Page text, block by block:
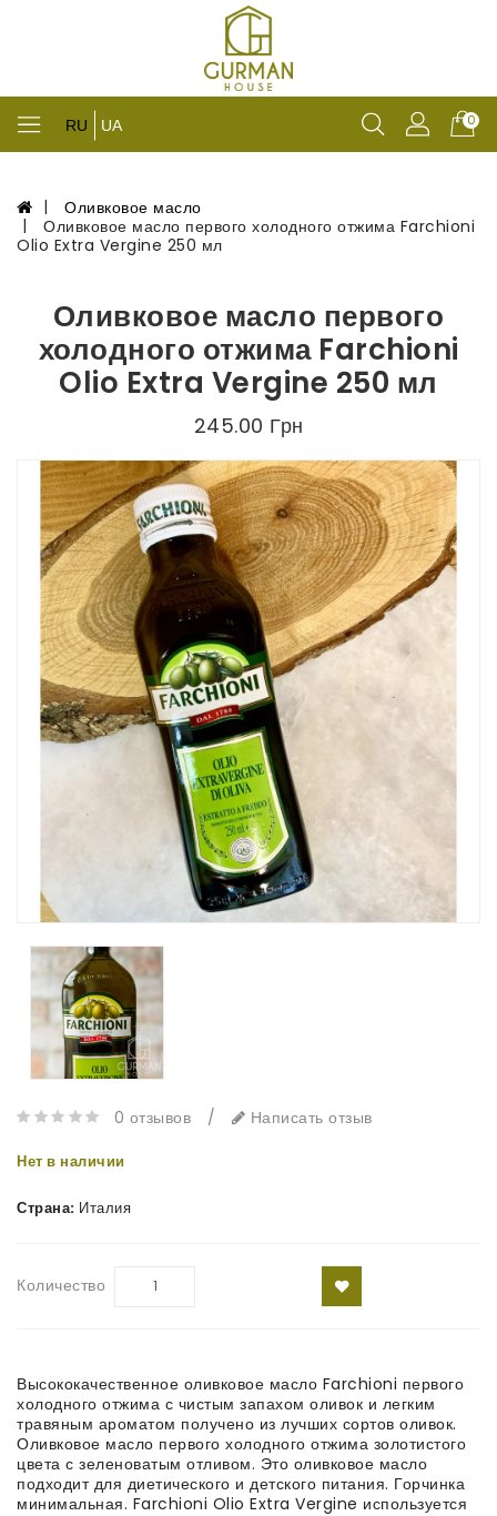
RU UA 0
Оливковое масло
Оливковое масло первого холодного отжима Farchioni
Olio Extra Vergine 250 мл
Оливковое масло первого
холодного отжима Farchioni
Olio Extra Vergine 250 мл
245.00 Грн
0 отзывов / Написать отзыв
Нет в наличии
Страна: Италия
Количество
Высококачественное оливковое масло Farchioni первого
холодного отжима с чистым запахом оливок и легким
травяным ароматом получено из лучших сортов оливок.
Оливковое масло первого холодного отжима золотистого
цвета с зеленоватым отливом. Это оливковое масло
подходит для диетического и детского питания. Горчинка
минимальная. Farchioni Olio Extra Vergine используется